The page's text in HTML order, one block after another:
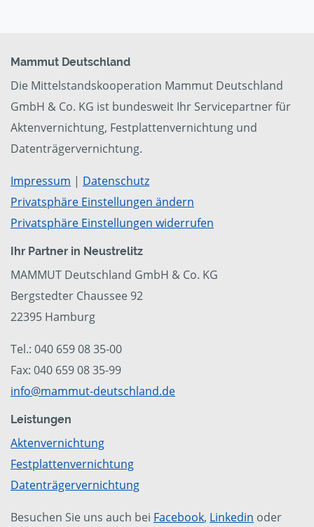
Mammut Deutschland
Die Mittelstandskooperation Mammut Deutschland
GmbH & Co. KG ist bundesweit Ihr Servicepartner für
Aktenvernichtung, Festplattenvernichtung und
Datenträgervernichtung.
Impressum | Datenschutz
Privatsphäre Einstellungen ändern
Privatsphäre Einstellungen widerrufen
Ihr Partner in Neustrelitz
MAMMUT Deutschland GmbH & Co. KG
Bergstedter Chaussee 92
22395 Hamburg
Tel.: 040 659 08 35-00
Fax: 040 659 08 35-99
info@mammut-deutschland.de
Leistungen
Aktenvernichtung
Festplattenvernichtung
Datenträgervernichtung
Besuchen Sie uns auch bei Facebook, Linkedin oder